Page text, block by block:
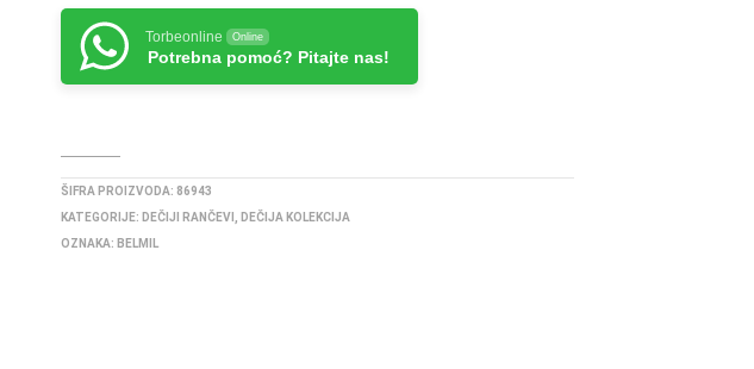
Torbeonline Online
Potrebna pomoć? Pitajte nas!
ŠIFRA PROIZVODA:86943
KATEGORIJE: DEČIJI RANČEVI
DEČIJA KOLEKCIJA
OZNAKA: BELMIL